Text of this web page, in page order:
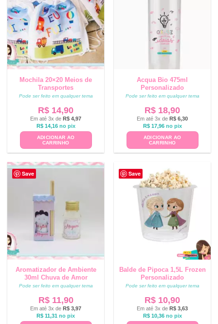
Mochila 20×20 Meios de
Transportes
Pode ser feito em qualquer tema
R$ 14,90
Em até 3x de R$ 4,97
R$14,16 no pix
ADICIONAR AO
CARRINHO
Acqua Bio 475ml
Personalizado
Pode ser feito em qualquer tema
R$ 18,90
Em até 3x de R$ 6,30
R$17,96 no pix
ADICIONAR AO
CARRINHO
Save
Aromatizador de Ambiente
30ml Chuva de Amor
Pode ser feito em qualquer tema
R$11,90
Em até 3x de R$ 3,97
R$ 11,31 no pix
Save
Balde de Pipoca 1,5L Frozen
Personalizado
Pode ser feito em qualquer tema
R$ 10,90
Em até 3x de R$ 3,63
R$10,36 no pix